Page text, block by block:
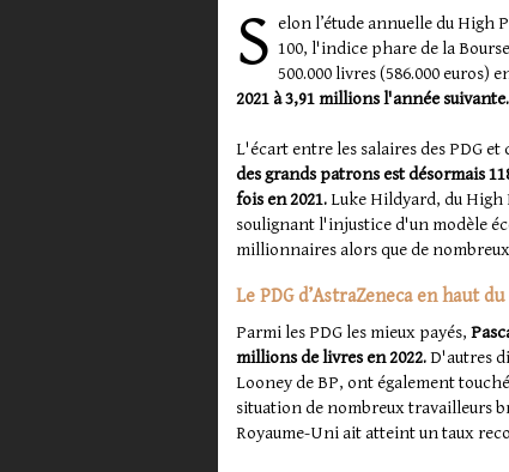
S elon l’étude annuelle du High
100, l'indice phare de la
500.000 livres (586.000 euros)
2021 à 3,91 millions l'année suivante.
L'écart entre les salaires des PDG et
des grands patrons est désormais
fois en 2021. Luke Hildyard, du High
soulignant l'injustice d'un modèle
millionnaires alors que de
Le PDG d’AstraZeneca en haut
Parmi les PDG les mieux payés,
millions de livres en 2022.D'autres
Looney de BP, ont également
situation de nombreux travailleurs
Royaume-Uni ait atteint un taux